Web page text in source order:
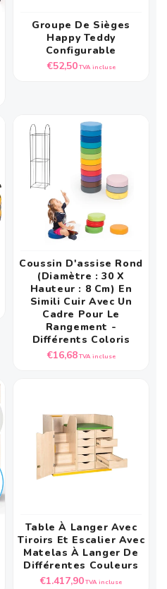
Groupe De Sièges
Happy Teddy
Configurable
Prix
€52,50TVA incluse
Coussin D'assise Rond
(diamètre : 30 X
Hauteur : 8 Cm) En
Simili Cuir Avec Un
Cadre Pour Le
Rangement -
Différents Coloris
Prix
€16,68TVA incluse
Table À Langer Avec
Tiroirs Et Escalier Avec
Matelas À Langer De
Différentes Couleurs
Prix
€1.417,90TVA incluse